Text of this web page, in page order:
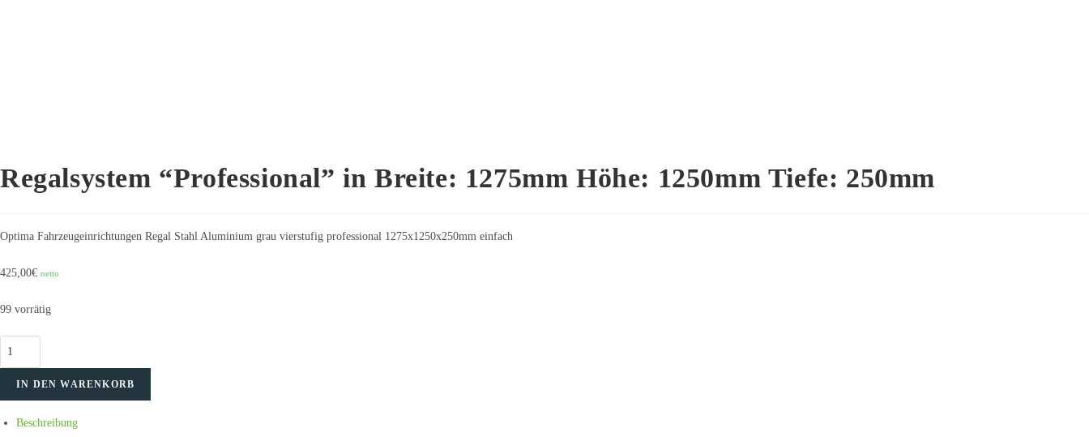
Regalsystem “Professional” in Breite: 1275mm Höhe: 1250mm Tiefe: 250mm
Optima Fahrzeugeinrichtungen Regal Stahl Aluminium grau vierstufig professional 1275x1250x250mm einfach
425,00€ netto
99 vorrätig
Regalsystem
"Professional"
1275mm
IN DEN WARENKORB
Beschreibung